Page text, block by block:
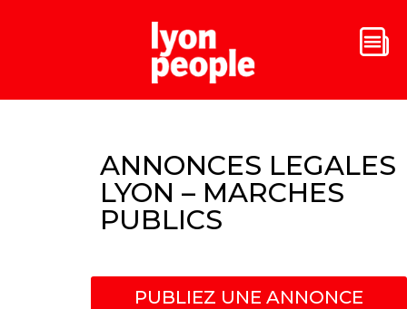
ANNONCES LEGALES
LYON – MARCHES
PUBLICS
PUBLIEZ UNE ANNONCE